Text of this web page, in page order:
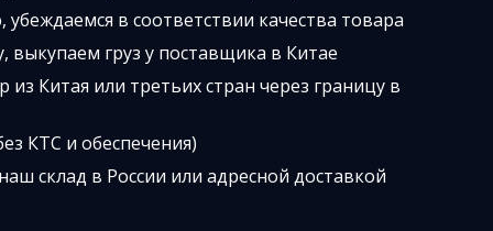
в соответствии качества товара
выкупаем груз у поставщика в Китае
из Китая или третьих стран через границу в
КТС и обеспечения)
склад в России или адресной доставкой